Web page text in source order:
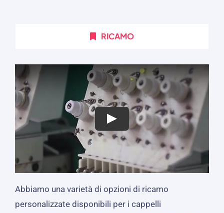
RICAMO
Abbiamo una varietà di opzioni di ricamo
personalizzate disponibili per i cappelli